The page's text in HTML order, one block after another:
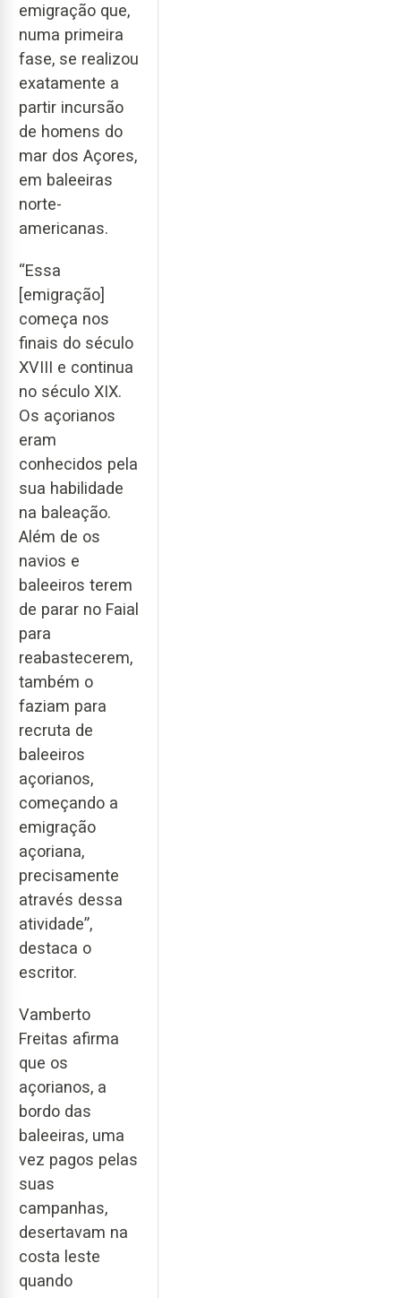
emigração que,
numa primeira
fase, se realizou
exatamente a
partir incursão
de homens do
mar dos Açores,
em baleeiras
norte-
americanas.
“Essa
[emigração]
começa nos
finais do século
XVIII e continua
no século XIX.
Os açorianos
eram
conhecidos pela
sua habilidade
na baleação.
Além de os
navios e
baleeiros terem
de parar no Faial
para
reabastecerem,
também o
faziam para
recruta de
baleeiros
açorianos,
começando a
emigração
açoriana,
precisamente
através dessa
atividade”,
destaca o
escritor.
Vamberto
Freitas afirma
que os
açorianos, a
bordo das
baleeiras, uma
vez pagos pelas
suas
campanhas,
desertavam na
costa leste
quando